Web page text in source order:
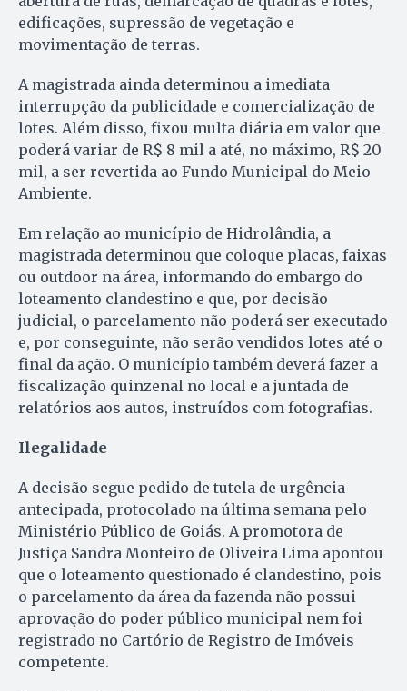
edificações, supressão de vegetação e
movimentação de terras.
A magistrada ainda determinou a imediata
interrupção da publicidade e comercialização de
lotes. Além disso, fixou multa diária em valor que
poderá variar de R$ 8 mil a até, no máximo, R$ 20
mil, a ser revertida ao Fundo Municipal do Meio
Ambiente.
Em relação ao município de Hidrolândia, a
magistrada determinou que coloque placas, faixas
ou outdoor na área, informando do embargo do
loteamento clandestino e que, por decisão
judicial, o parcelamento não poderá ser executado
e, por conseguinte, não serão vendidos lotes até o
final da ação. O município também deverá fazer a
fiscalização quinzenal no local e a juntada de
relatórios aos autos, instruídos com fotografias.
Ilegalidade
A decisão segue pedido de tutela de urgência
antecipada, protocolado na última semana pelo
Ministério Público de Goiás. A promotora de
Justiça Sandra Monteiro de Oliveira Lima apontou
que o loteamento questionado é clandestino, pois
o parcelamento da área da fazenda não possui
aprovação do poder público municipal nem foi
registrado no Cartório de Registro de Imóveis
competente.